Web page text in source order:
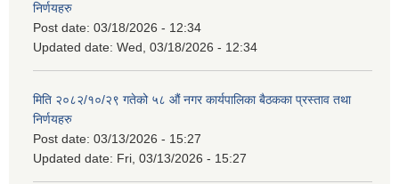
निर्णयहरु
Post date: 03/18/2026 - 12:34
Updated date: Wed, 03/18/2026 - 12:34
मिति २०८२/१०/२९ गतेको ५८ औं नगर कार्यपालिका बैठकका प्रस्ताव तथा
निर्णयहरु
Post date: 03/13/2026 - 15:27
Updated date: Fri, 03/13/2026 - 15:27